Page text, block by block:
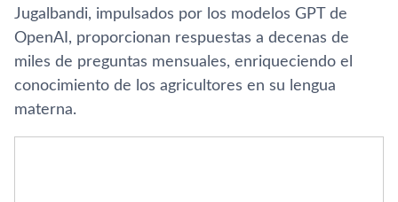
Jugalbandi, impulsados por los modelos GPT de
OpenAI, proporcionan respuestas a decenas de
miles de preguntas mensuales, enriqueciendo el
conocimiento de los agricultores en su lengua
materna.